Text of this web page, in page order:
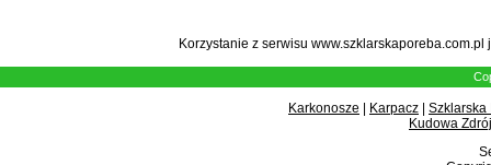
Korzystanie z serwisu
Karkonosze Karpacz
Szklarska
Kudowa